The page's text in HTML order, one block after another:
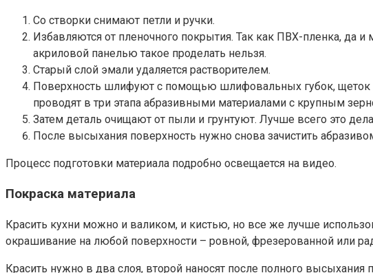
Со створки снимают петли и ручки.
Избавляются от пленочного покрытия. Так как ПВХ-пленка, да
акриловой панелью такое проделать нельзя.
Старый слой эмали удаляется растворителем.
Поверхность шлифуют с помощью шлифовальных губок, щеток
проводят в три этапа абразивными материалами с крупным
Затем деталь очищают от пыли и грунтуют. Лучше всего это
После высыхания поверхность нужно снова зачистить
Процесс подготовки материала подробно освещается на видео.
Покраска материала
Красить кухни можно и валиком, и кистью, но все же лучше
окрашивание на любой поверхности – ровной, фрезерованной или
Красить нужно в два слоя, второй наносят после полного